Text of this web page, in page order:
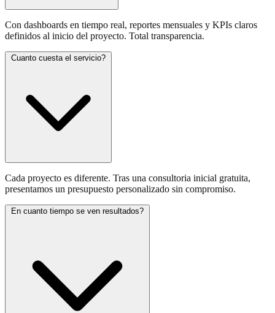
Con dashboards en tiempo real, reportes mensuales y KPIs claros
definidos al inicio del proyecto. Total transparencia.
Cuanto cuesta el servicio?
Cada proyecto es diferente. Tras una consultoria inicial gratuita,
presentamos un presupuesto personalizado sin compromiso.
En cuanto tiempo se ven resultados?